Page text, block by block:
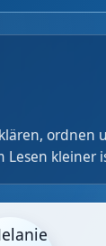
kleiner